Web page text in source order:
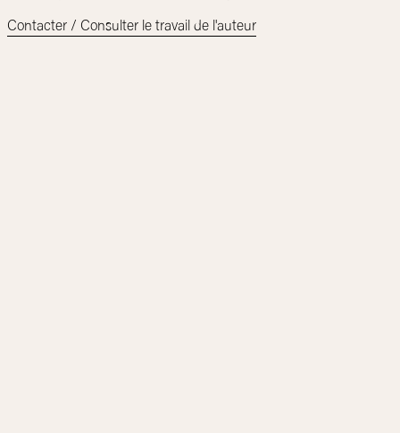
Contacter / Consulter le travail de l'auteur